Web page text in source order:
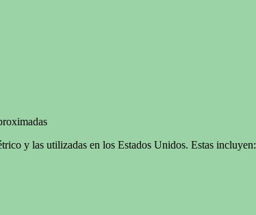
y las utilizadas en los Estados Unidos. Estas incluyen: